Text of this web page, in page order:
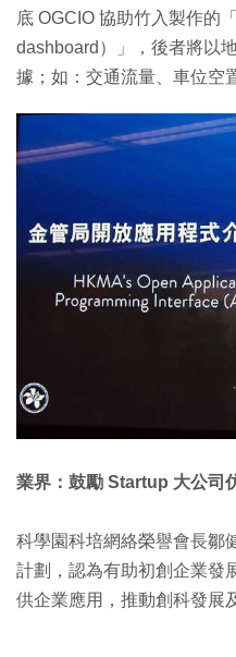
底 OGCIO 協助竹入製作的
dashboard）」，後者將以
據；如：交通流量、車位空
業界：鼓勵 Startup 大公司
科學園科培網絡榮譽會長鄒
計劃，認為有助初創企業發
供企業應用，推動創科發展